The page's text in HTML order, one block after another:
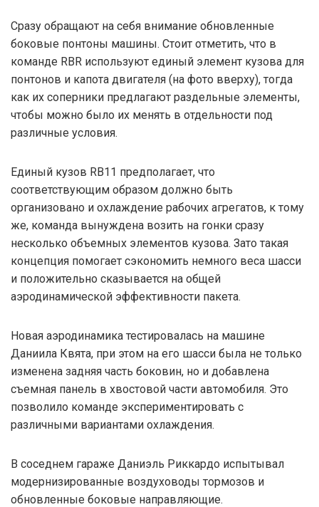
Сразу обращают на себя внимание обновленные
боковые понтоны машины. Стоит отметить, что в
команде RBR используют единый элемент кузова для
понтонов и капота двигателя (на фото вверху), тогда
как их соперники предлагают раздельные элементы,
чтобы можно было их менять в отдельности под
различные условия.
Единый кузов RB11 предполагает, что
соответствующим образом должно быть
организовано и охлаждение рабочих агрегатов, к тому
же, команда вынуждена возить на гонки сразу
несколько объемных элементов кузова. Зато такая
концепция помогает сэкономить немного веса шасси
и положительно сказывается на общей
аэродинамической эффективности пакета.
Новая аэродинамика тестировалась на машине
Даниила Квята, при этом на его шасси была не только
изменена задняя часть боковин, но и добавлена
съемная панель в хвостовой части автомобиля. Это
позволило команде экспериментировать с
различными вариантами охлаждения.
В соседнем гараже Даниэль Риккардо испытывал
модернизированные воздуховоды тормозов и
обновленные боковые направляющие.